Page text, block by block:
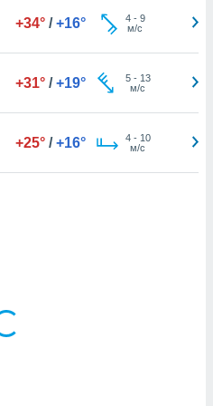
+34° / +16° 4- 9
м/с
+31° / +19° 5- 13
м/с
+25° / +16° 4- 10
м/с